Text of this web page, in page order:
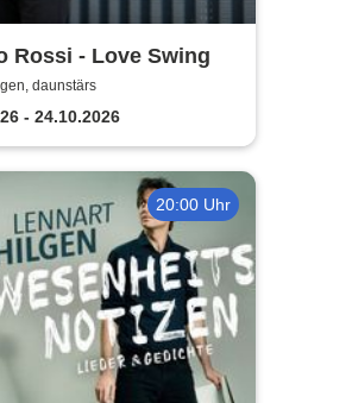
Rossi - Love Swing
daunstärs
- 24.10.2026
20:00 Uhr